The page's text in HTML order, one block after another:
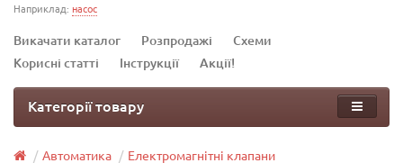
Наприклад: насос
Викачати каталог Розпродажі
Схеми
Корисні статті
Інструкції Акції!
Категорії товару
Автоматика
Електромагнітні клапани